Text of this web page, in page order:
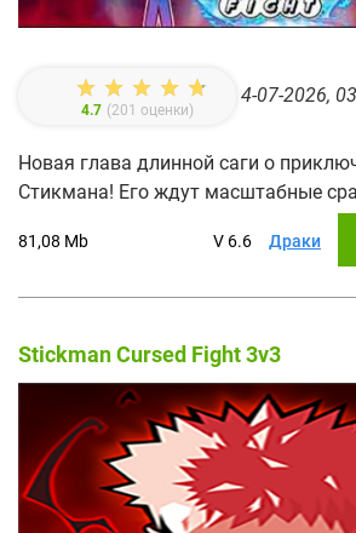
4.7 (201 оценки)
4-07-2026,
Новая глава длинной саги о
Стикмана! Его ждут масштабные
81,08 Mb V 6.6 Драки
Stickman Cursed Fight 3v3